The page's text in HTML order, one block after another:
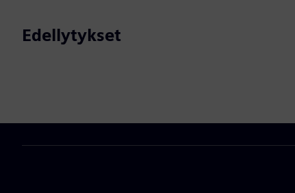
Edellytykset